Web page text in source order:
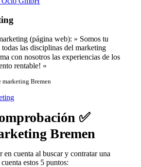
(página web): » Somos tu
las disciplinas del marketing
con nosotros las experiencias de los
rentable! »
marketing Bremen
✅
Bremen
en cuenta al buscar y contratar una
estos 5 puntos: